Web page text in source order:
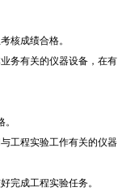
核成绩合格。
务有关的仪器设备，在有
工程实验工作有关的仪器
完成工程实验任务。